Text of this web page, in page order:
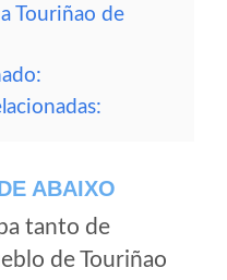
Touriñao de
ABAIXO
tanto de
de Touriñao